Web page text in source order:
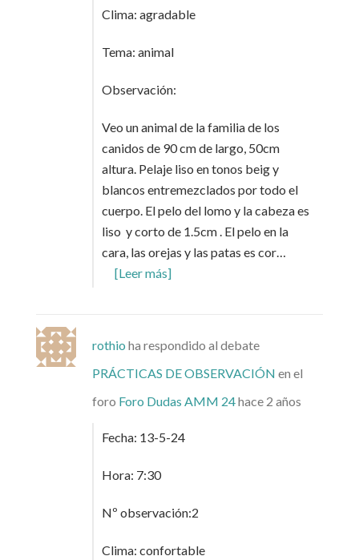
Clima: agradable
Tema: animal
Observación:
Veo un animal de la familia de los
canidos de 90 cm de largo, 50cm
altura. Pelaje liso en tonos beig y
blancos entremezclados por todo el
cuerpo. El pelo del lomo y la cabeza es
liso y corto de 1.5cm . El pelo en la
cara, las orejas y las patas es cor…
[Leer más]
rothio ha respondido al debate
PRÁCTICAS DE OBSERVACIÓN en el
foro Foro Dudas AMM 24hace 2 años
Fecha: 13-5-24
Hora: 7:30
Nº observación:2
Clima: confortable